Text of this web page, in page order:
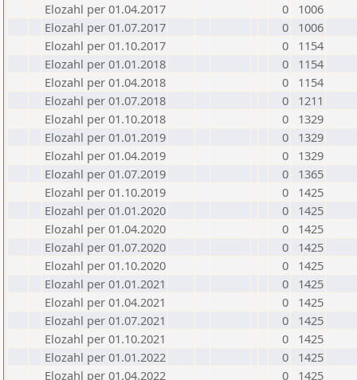
Elozahl per 01.04.2017
0
1006
Elozahl per 01.07.2017
0
1006
Elozahl per 01.10.2017
0
1154
Elozahl per 01.01.2018
0
1154
Elozahl per 01.04.2018
0
1154
Elozahl per 01.07.2018
0
1211
Elozahl per 01.10.2018
0
1329
Elozahl per 01.01.2019
0
1329
Elozahl per 01.04.2019
0
1329
Elozahl per 01.07.2019
0
1365
Elozahl per 01.10.2019
0
1425
Elozahl per 01.01.2020
0
1425
Elozahl per 01.04.2020
0
1425
Elozahl per 01.07.2020
0
1425
Elozahl per 01.10.2020
0
1425
Elozahl per 01.01.2021
0
1425
Elozahl per 01.04.2021
0
1425
Elozahl per 01.07.2021
0
1425
Elozahl per 01.10.2021
0
1425
Elozahl per 01.01.2022
0
1425
Elozahl per 01.04.2022
0
1425